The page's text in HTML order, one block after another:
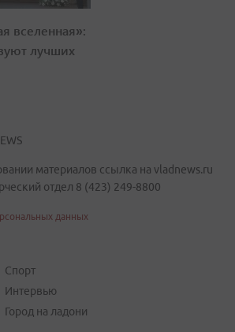
вселенная»:
лучших
материалов ссылка на vladnews.ru
отдел 8 (423) 249-8800
данных
Спорт
Интервью
Город на ладони